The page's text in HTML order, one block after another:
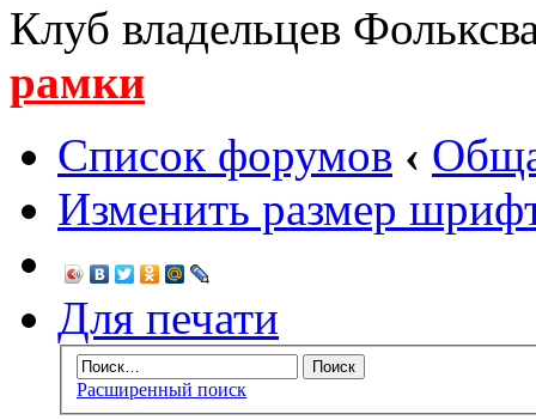
Клуб владельцев
рамки
Список форумов ‹
Изменить размер
Для печати
Расширенный поиск